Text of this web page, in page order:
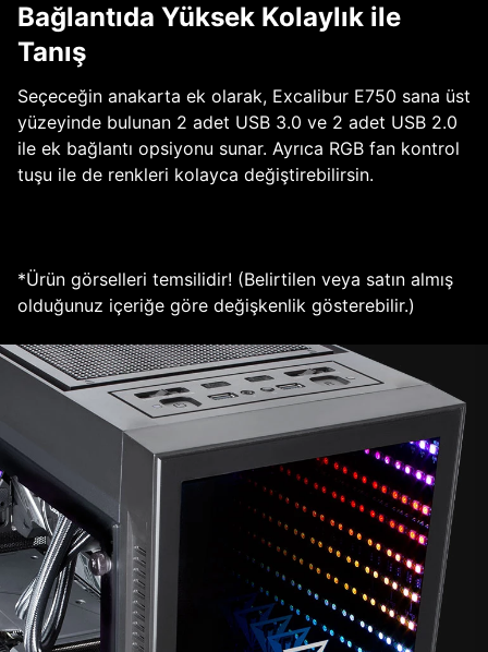
Bağlantıda Yüksek Kolaylık ile
Tanış
Seçeceğin anakarta ek olarak, Excalibur E750 sana üst
yüzeyinde bulunan 2 adet USB 3.0 ve 2 adet USB 2.0
ile ek bağlantı opsiyonu sunar. Ayrıca RGB fan kontrol
tuşu ile de renkleri kolayca değiştirebilirsin.
*Ürün görselleri temsilidir! (Belirtilen veya satın almış
olduğunuz içeriğe göre değişkenlik gösterebilir.)